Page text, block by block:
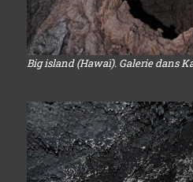
Big island (Hawaï). Galerie dans